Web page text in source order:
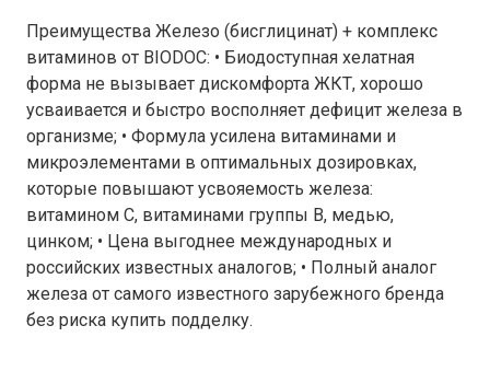
Преимущества Железо (бисглицинат) + комплекс
витаминов от BIODOC: • Биодоступная хелатная
форма не вызывает дискомфорта ЖКТ, хорошо
усваивается и быстро восполняет дефицит железа в
организме; • Формула усилена витаминами и
микроэлементами в оптимальных дозировках,
которые повышают усвояемость железа:
витамином С, витаминами группы В, медью,
цинком; • Цена выгоднее международных и
российских известных аналогов; • Полный аналог
железа от самого известного зарубежного бренда
без риска купить подделку.